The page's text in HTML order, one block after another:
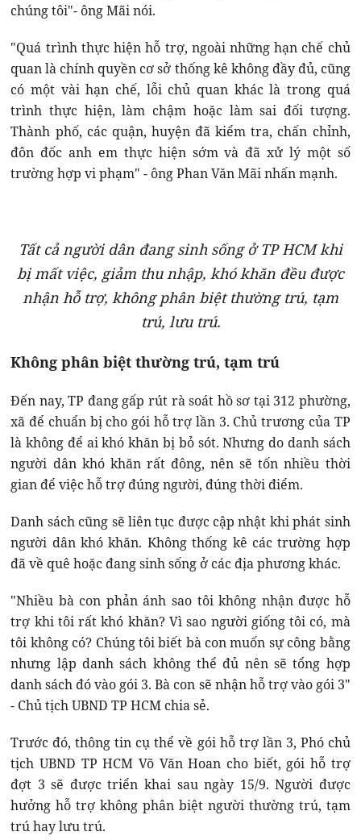
chúng tôi"- ông Mãi nói.
"Quá trình thực hiện hỗ trợ, ngoài những hạn chế chủ
quan là chính quyền cơ sở thống kê không đầy đủ, cũng
có một vài hạn chế, lỗi chủ quan khác là trong quá
trình thực hiện, làm chậm hoặc làm sai đối tượng.
Thành phố, các quận, huyện đã kiểm tra, chấn chỉnh,
đôn đốc anh em thực hiện sớm và đã xử lý một số
trường hợp vi phạm" - ông Phan Văn Mãi nhấn mạnh.
Tất cả người dân đang sinh sống ở TP HCM khi
bị mất việc, giảm thu nhập, khó khăn đều được
nhận hỗ trợ, không phân biệt thường trú, tạm
trú, lưu trú.
Không phân biệt thường trú, tạm trú
Đến nay, TP đang gấp rút rà soát hồ sơ tại 312 phường,
xã để chuẩn bị cho gói hỗ trợ lần 3. Chủ trương của TP
là không để ai khó khăn bị bỏ sót. Nhưng do danh sách
người dân khó khăn rất đông, nên sẽ tốn nhiều thời
gian để việc hỗ trợ đúng người, đúng thời điểm.
Danh sách cũng sẽ liên tục được cập nhật khi phát sinh
người dân khó khăn. Không thống kê các trường hợp
đã về quê hoặc đang sinh sống ở các địa phương khác.
"Nhiều bà con phản ánh sao tôi không nhận được hỗ
trợ khi tôi rất khó khăn? Vì sao người giống tôi có, mà
tôi không có? Chúng tôi biết bà con muốn sự công bằng
nhưng lập danh sách không thể đủ nên sẽ tổng hợp
danh sách đó vào gói 3. Bà con sẽ nhận hỗ trợ vào gói 3"
- Chủ tịch UBND TP HCM chia sẻ.
Trước đó, thông tin cụ thể về gói hỗ trợ lần 3, Phó chủ
tịch UBND TP HCM Võ Văn Hoan cho biết, gói hỗ trợ
đợt 3 sẽ được triển khai sau ngày 15/9. Người được
hưởng hỗ trợ không phân biệt người thường trú, tạm
trú hay lưu trú.